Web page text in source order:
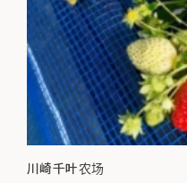
川崎千叶农场